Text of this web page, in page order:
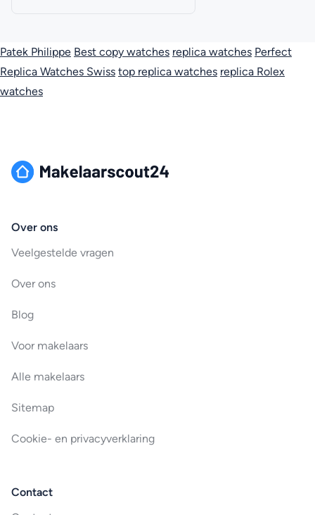
Patek Philippe Best copy watches replica watches Perfect
Replica Watches Swiss top replica watches replica Rolex
watches
Over ons
Veelgestelde vragen
Over ons
Blog
Voor makelaars
Alle makelaars
Sitemap
Cookie- en privacyverklaring
Contact